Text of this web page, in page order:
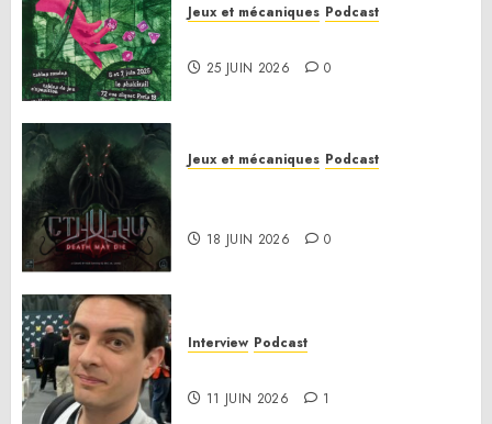
Jeux et mécaniques Podcast
25 JUIN 2026 0
Jeux et mécaniques Podcast
18 JUIN 2026 0
Interview Podcast
11 JUIN 2026 1